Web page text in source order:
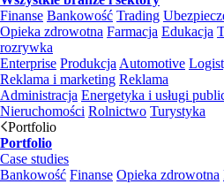
Finanse Bankowość Trading
Opieka zdrowotna Farmacja Edukacja
rozrywka
Enterprise Produkcja Automotive
Reklama i marketing Reklama
Administracja Energetyka i usługi
Nieruchomości Rolnictwo Turystyka
Portfolio
Portfolio
Case studies
Bankowość Finanse Opieka zdrowotna